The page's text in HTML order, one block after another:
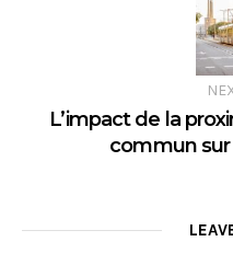
L’impact de la
commun